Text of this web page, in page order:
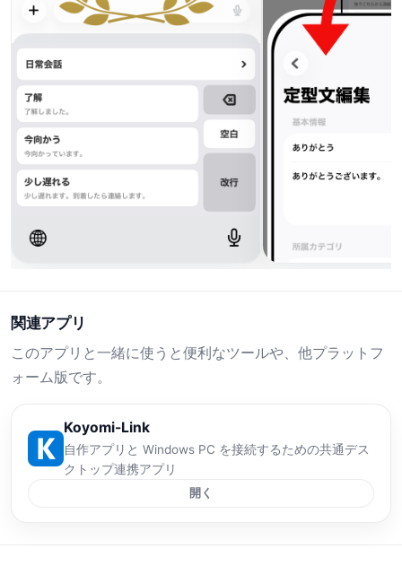
関連アプリ
このアプリと一緒に使うと便利なツールや、他プラットフ
ォーム版です。
Koyomi-Link
自作アプリと Windows PC を接続するための共通デス
クトップ連携アプリ
開く